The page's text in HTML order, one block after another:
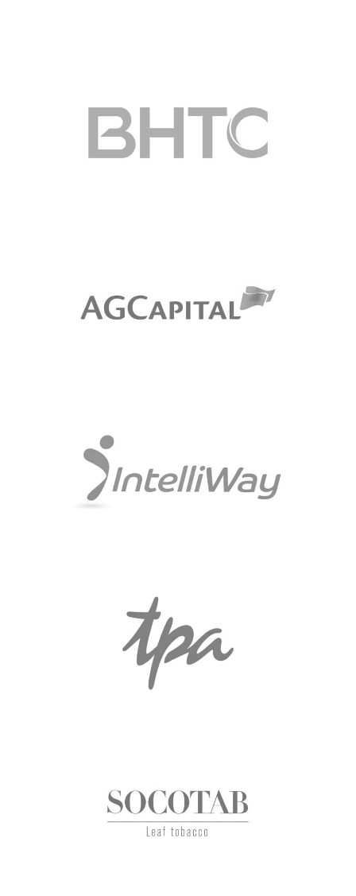
BHTC
Подбор на експертни позиции в
Счетоводството
AG Capital
Подбор на мениджърски позиции
Intelliway
Подбор на експертни позиции за
TPA
Подбор на експертни и мениджърски
позции във Финансите
SOCOTAB
Лидерска програма; Обучение за
Преговори и Управление на промяната;